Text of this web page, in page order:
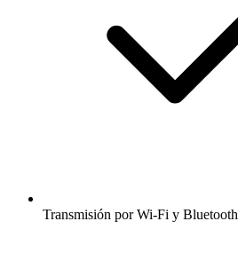
Transmisión por Wi-Fi y Bluetooth